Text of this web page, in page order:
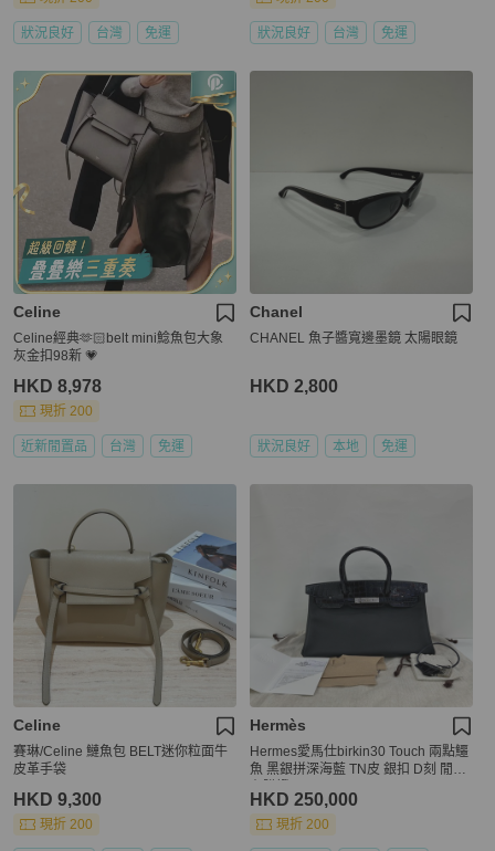
狀況良好 台灣 免運 狀況良好 台灣 免運
Celine
Celine經典🫶🏻belt mini鯰魚包大象
灰金扣98新 💗
HKD 8,978
現折 200
近新閒置品 台灣 免運
Chanel
CHANEL 魚子醬寬邊墨鏡 太陽眼鏡
HKD 2,800
狀況良好 本地 免運
Celine
賽琳/Celine 鰱魚包 BELT迷你粒面牛
皮革手袋
HKD 9,300
現折 200
Hermès
Hermes愛馬仕birkin30 Touch 兩點鱷
魚 黑銀拼深海藍 TN皮 銀扣 D刻 閒置
HKD 250,000
現折 200